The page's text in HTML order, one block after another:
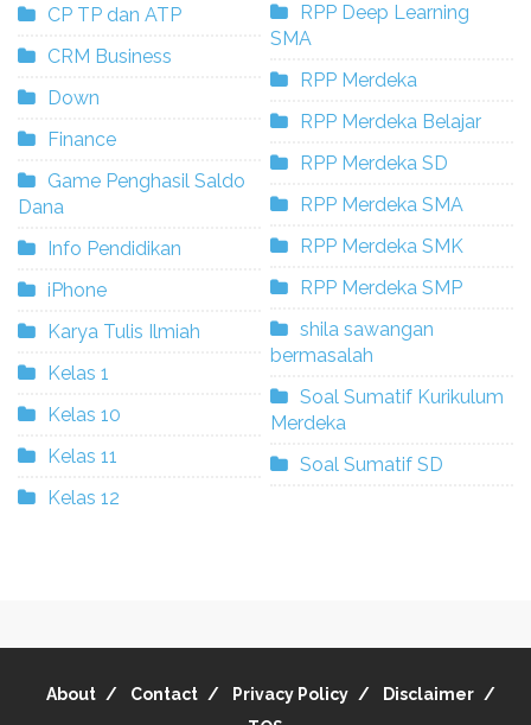
CP TP dan ATP
CRM Business
Down
Finance
Game Penghasil Saldo
Dana
Info Pendidikan
iPhone
Karya Tulis Ilmiah
Kelas 1
Kelas 10
Kelas 11
Kelas 12
RPP Deep Learning
SMA
RPP Merdeka
RPP Merdeka Belajar
RPP Merdeka SD
RPP Merdeka SMA
RPP Merdeka SMK
RPP Merdeka SMP
shila sawangan
bermasalah
Soal Sumatif Kurikulum
Merdeka
Soal Sumatif SD
About Contact Privacy Policy
Disclaimer